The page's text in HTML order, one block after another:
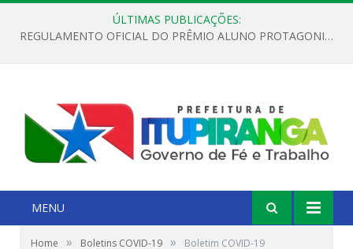
ÚLTIMAS PUBLICAÇÕES:
REGULAMENTO OFICIAL DO PRÊMIO ALUNO PROTAGONISTA – EDIÇÃO 2026
MENU
Home » Boletins COVID-19 »
Boletim COVID-19